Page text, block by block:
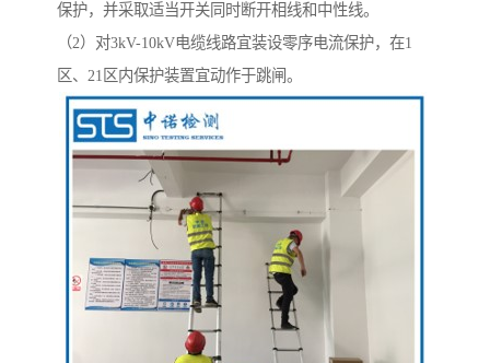
保护，并采取适当开关同时断开相线和中性线。
（2）对3kV-10kV电缆线路宜装设零序电流保护，在1
区、21区内保护装置宜动作于跳闸。